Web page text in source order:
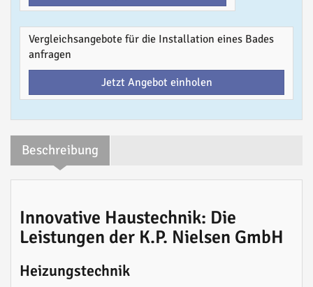
Vergleichsangebote für die Installation eines Bades
anfragen
Jetzt Angebot einholen
Beschreibung
Innovative Haustechnik: Die
Leistungen der K.P. Nielsen GmbH
Heizungstechnik